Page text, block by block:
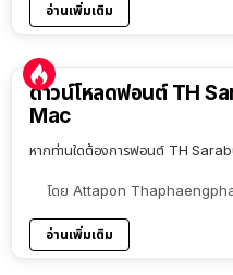
อ่านเพิ่มเติม
ดาวน์โหลดฟอนต์ TH
Mac
หากท่านใดต้องการฟอนต์ TH
โดย Attapon
อ่านเพิ่มเติม